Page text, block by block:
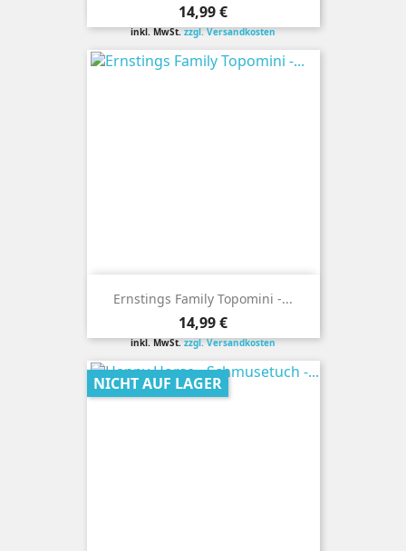
Preis
14,99 €
inkl. MwSt.zzgl. Versandkosten
Ernstings Family Topomini -...
Preis
14,99 €
inkl. MwSt.zzgl. Versandkosten
NICHT AUF LAGER